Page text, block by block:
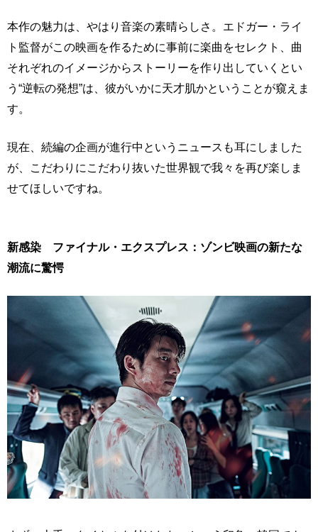
本作の魅力は、やはり音楽の素晴らしさ。エドガー・ライ
ト監督がこの映画を作るために事前に楽曲をセレクト、曲
それぞれのイメージからストーリーを作り出していくとい
う“逆転の発想”は、彼がいかに天才肌かということが窺えま
す。
現在、続編の企画が進行中というニュースも耳にしました
が、こだわりにこだわり抜いた世界観で我々を再び楽しま
せてほしいですね。
新感染 ファイナル・エクスプレス：ゾンビ映画の新たな
潮流に驚愕